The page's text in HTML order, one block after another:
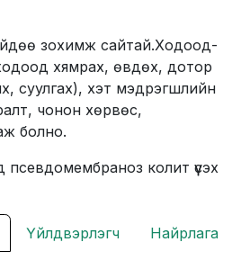
зохимж сайтай.Ходоод-
хямрах, өвдөх, дотор
суулгах), хэт мэдрэгшлийн
чонон хөрвөс,
болно.
колит үүсэх
Үйлдвэрлэгч Найрлага